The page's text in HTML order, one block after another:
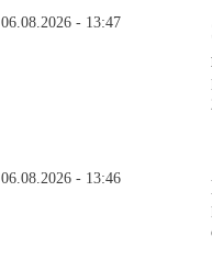
06.08.2026 - 13:47
06.08.2026 - 13:46